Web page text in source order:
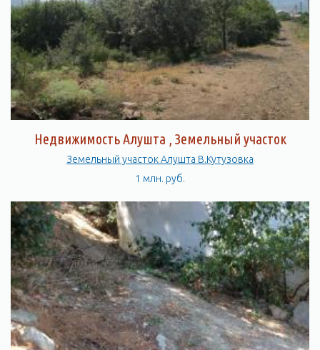
Недвижимость Алушта , Земельный участок
Земельный участок Алушта В.Кутузовка
1 млн. руб.